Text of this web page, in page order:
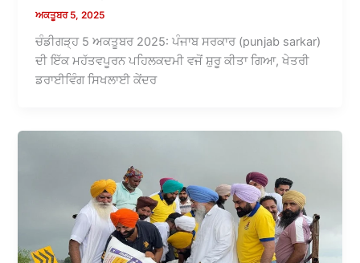
ਅਕਤੂਬਰ 5, 2025
ਚੰਡੀਗੜ੍ਹ 5 ਅਕਤੂਬਰ 2025: ਪੰਜਾਬ ਸਰਕਾਰ (punjab sarkar)
ਦੀ ਇੱਕ ਮਹੱਤਵਪੂਰਨ ਪਹਿਲਕਦਮੀ ਵਜੋਂ ਸ਼ੁਰੂ ਕੀਤਾ ਗਿਆ, ਖੇਤਰੀ
ਡਰਾਈਵਿੰਗ ਸਿਖਲਾਈ ਕੇਂਦਰ